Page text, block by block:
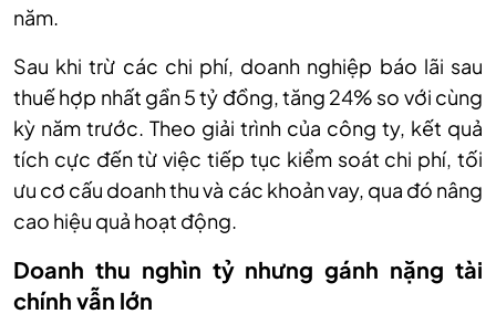
năm.
Sau khi trừ các chi phí, doanh nghiệp báo lãi sau
thuế hợp nhất gần 5 tỷ đồng, tăng 24% so với cùng
kỳ năm trước. Theo giải trình của công ty, kết quả
tích cực đến từ việc tiếp tục kiểm soát chi phí, tối
ưu cơ cấu doanh thu và các khoản vay, qua đó nâng
cao hiệu quả hoạt động.
Doanh thu nghìn tỷ nhưng gánh nặng tài
chính vẫn lớn